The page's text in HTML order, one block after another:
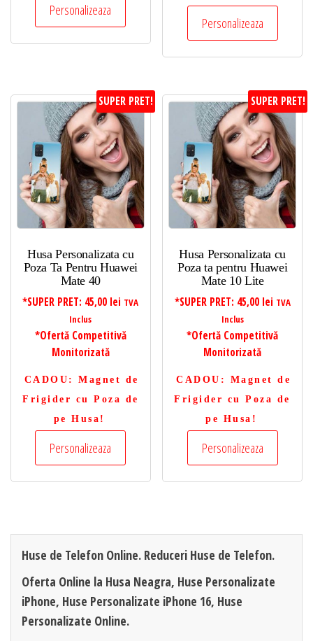
Personalizeaza
Personalizeaza
SUPER PRET!
Husa Personalizata cu
Poza Ta Pentru Huawei
Mate 40
*SUPER PRET: 45,00 lei TVA
Inclus
*Ofertă Competitivă
Monitorizată
CADOU : Magnet de
Frigider cu Poza de
pe Husa!
Personalizeaza
SUPER PRET!
Husa Personalizata cu
Poza ta pentru Huawei
Mate 10 Lite
*SUPER PRET: 45,00 lei TVA
Inclus
*Ofertă Competitivă
Monitorizată
CADOU : Magnet de
Frigider cu Poza de
pe Husa!
Personalizeaza
Huse de Telefon Online. Reduceri Huse de Telefon.
Oferta Online la Husa Neagra, Huse Personalizate
iPhone, Huse Personalizate iPhone 16, Huse
Personalizate Online.